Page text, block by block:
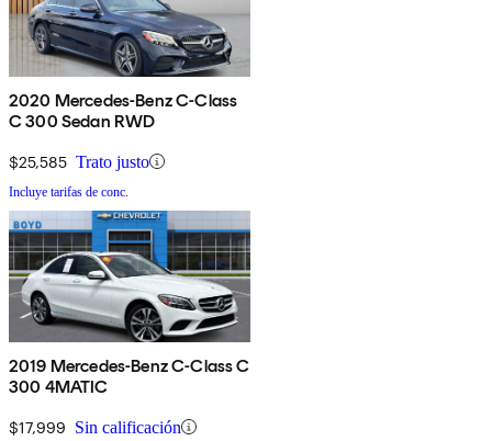
2020 Mercedes-Benz C-Class
C 300 Sedan RWD
$25,585 Trato justo
Incluye tarifas de conc.
2019 Mercedes-Benz C-Class C
300 4MATIC
$17,999 Sin calificación